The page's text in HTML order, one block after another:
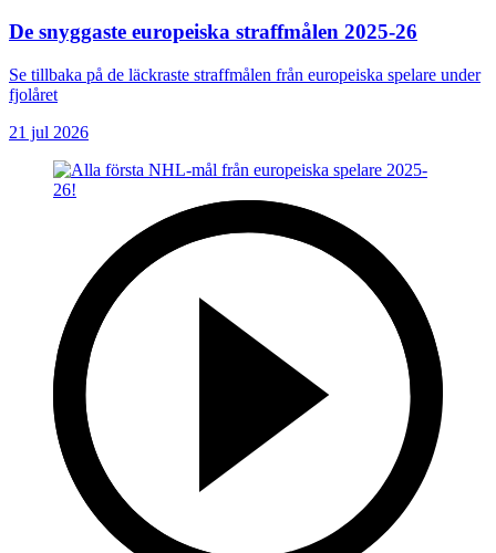
De snyggaste europeiska straffmålen 2025-26
Se tillbaka på de läckraste straffmålen från europeiska spelare under
fjolåret
21 jul 2026